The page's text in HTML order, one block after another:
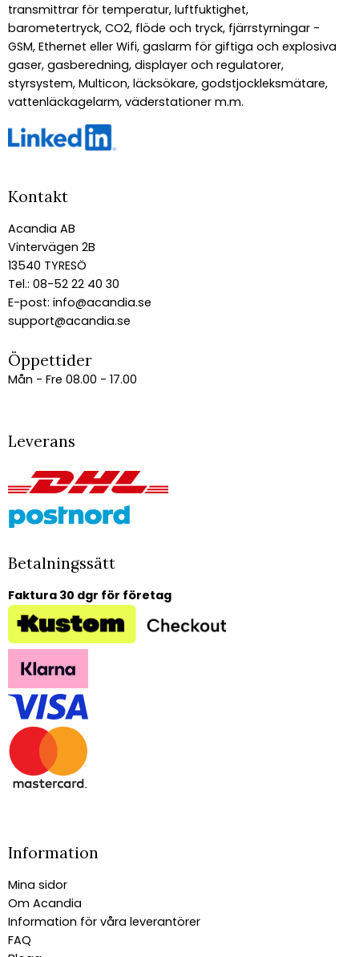
transmittrar för temperatur, luftfuktighet,
barometertryck, CO2, flöde och tryck, fjärrstyrningar -
GSM, Ethernet eller Wifi, gaslarm för giftiga och explosiva
gaser, gasberedning, displayer och regulatorer,
styrsystem, Multicon, läcksökare, godstjockleksmätare,
vattenläckagelarm, väderstationer m.m.
Kontakt
Acandia AB
Vintervägen 2B
13540 TYRESÖ
Tel.: 08-52 22 40 30
E-post: info@acandia.se
support@acandia.se
Öppettider
Mån - Fre 08.00 - 17.00
Leverans
Betalningssätt
Faktura 30 dgr för företag
Information
Mina sidor
Om Acandia
Information för våra leverantörer
FAQ